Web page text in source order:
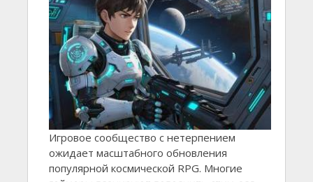
Игровое сообщество с нетерпением
ожидает масштабного обновления
популярной космической RPG. Многие